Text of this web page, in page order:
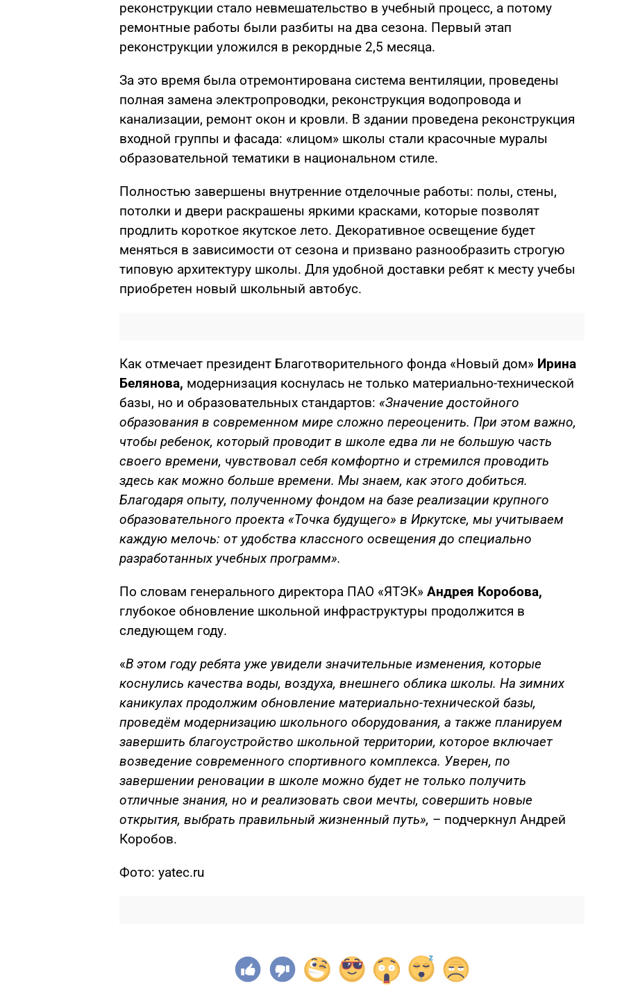
реконструкции стало невмешательство в учебный процесс, а потому
ремонтные работы были разбиты на два сезона. Первый этап
реконструкции уложился в рекордные 2,5 месяца.
За это время была отремонтирована система вентиляции, проведены
полная замена электропроводки, реконструкция водопровода и
канализации, ремонт окон и кровли. В здании проведена реконструкция
входной группы и фасада: «лицом» школы стали красочные муралы
образовательной тематики в национальном стиле.
Полностью завершены внутренние отделочные работы: полы, стены,
потолки и двери раскрашены яркими красками, которые позволят
продлить короткое якутское лето. Декоративное освещение будет
меняться в зависимости от сезона и призвано разнообразить строгую
типовую архитектуру школы. Для удобной доставки ребят к месту учебы
приобретен новый школьный автобус.
Как отмечает президент Благотворительного фонда «Новый дом» Ирина
Белянова, модернизация коснулась не только материально-технической
базы, но и образовательных стандартов: «Значение достойного
образования в современном мире сложно переоценить. При этом важно,
чтобы ребенок, который проводит в школе едва ли не большую часть
своего времени, чувствовал себя комфортно и стремился проводить
здесь как можно больше времени. Мы знаем, как этого добиться.
Благодаря опыту, полученному фондом на базе реализации крупного
образовательного проекта «Точка будущего» в Иркутске, мы учитываем
каждую мелочь: от удобства классного освещения до специально
разработанных учебных программ».
По словам генерального директора ПАО «ЯТЭК» Андрея Коробова,
глубокое обновление школьной инфраструктуры продолжится в
следующем году.
«В этом году ребята уже увидели значительные изменения, которые
коснулись качества воды, воздуха, внешнего облика школы. На зимних
каникулах продолжим обновление материально-технической базы,
проведём модернизацию школьного оборудования, а также планируем
завершить благоустройство школьной территории, которое включает
возведение современного спортивного комплекса. Уверен, по
завершении реновации в школе можно будет не только получить
отличные знания, но и реализовать свои мечты, совершить новые
открытия, выбрать правильный жизненный путь», – подчеркнул Андрей
Коробов.
Фото: yatec.ru